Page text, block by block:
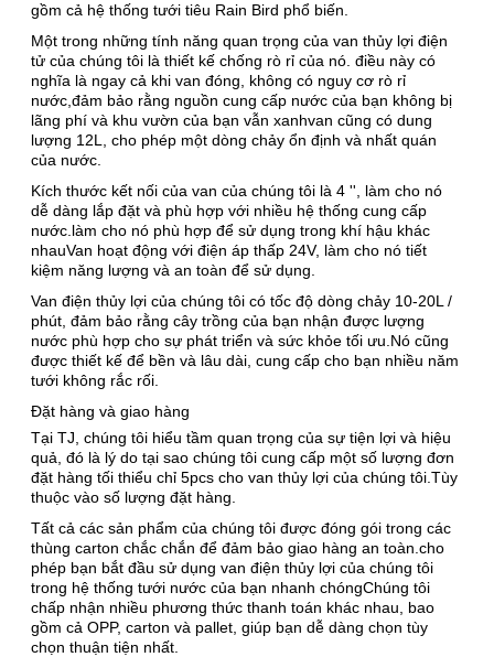
gồm cả hệ thống tưới tiêu Rain Bird phổ biến.
Một trong những tính năng quan trọng của van thủy lợi điện
tử của chúng tôi là thiết kế chống rò rỉ của nó. điều này có
nghĩa là ngay cả khi van đóng, không có nguy cơ rò rỉ
nước,đảm bảo rằng nguồn cung cấp nước của bạn không bị
lãng phí và khu vườn của bạn vẫn xanhvan cũng có dung
lượng 12L, cho phép một dòng chảy ổn định và nhất quán
của nước.
Kích thước kết nối của van của chúng tôi là 4 '', làm cho nó
dễ dàng lắp đặt và phù hợp với nhiều hệ thống cung cấp
nước.làm cho nó phù hợp để sử dụng trong khí hậu khác
nhauVan hoạt động với điện áp thấp 24V, làm cho nó tiết
kiệm năng lượng và an toàn để sử dụng.
Van điện thủy lợi của chúng tôi có tốc độ dòng chảy 10-20L /
phút, đảm bảo rằng cây trồng của bạn nhận được lượng
nước phù hợp cho sự phát triển và sức khỏe tối ưu.Nó cũng
được thiết kế để bền và lâu dài, cung cấp cho bạn nhiều năm
tưới không rắc rối.
Đặt hàng và giao hàng
Tại TJ, chúng tôi hiểu tầm quan trọng của sự tiện lợi và hiệu
quả, đó là lý do tại sao chúng tôi cung cấp một số lượng đơn
đặt hàng tối thiểu chỉ 5pcs cho van thủy lợi của chúng tôi.Tùy
thuộc vào số lượng đặt hàng.
Tất cả các sản phẩm của chúng tôi được đóng gói trong các
thùng carton chắc chắn để đảm bảo giao hàng an toàn.cho
phép bạn bắt đầu sử dụng van điện thủy lợi của chúng tôi
trong hệ thống tưới nước của bạn nhanh chóngChúng tôi
chấp nhận nhiều phương thức thanh toán khác nhau, bao
gồm cả OPP, carton và pallet, giúp bạn dễ dàng chọn tùy
chọn thuận tiện nhất.